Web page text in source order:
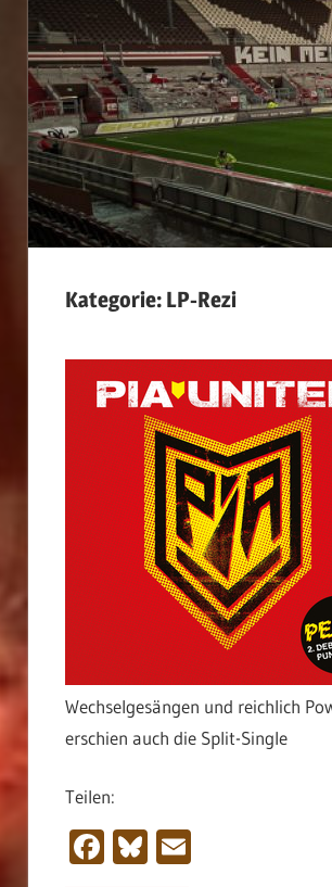
Kategorie: LP-Rezi
Wechselgesängen und reichlich
erschien auch die Split-Single
Teilen:
Facebook
Bluesky
Email